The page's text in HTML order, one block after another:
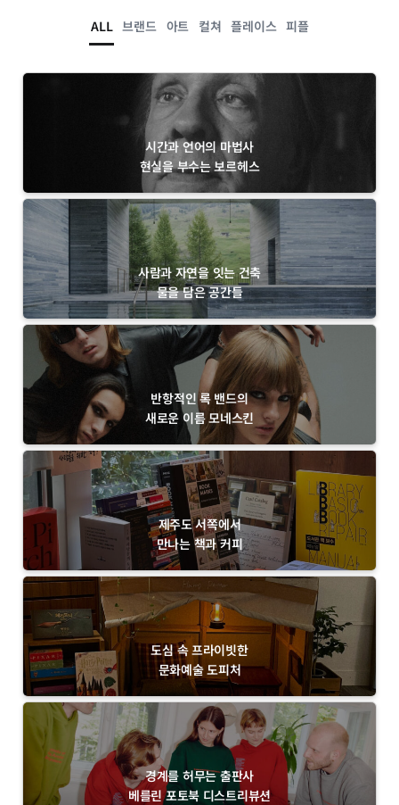
ALL 브랜드 아트 컬쳐 플레이스 피플
시간과 언어의 마법사
현실을 부수는 보르헤스
사람과 자연을 잇는 건축
물을 담은 공간들
반항적인 록 밴드의
새로운 이름 모네스킨
제주도 서쪽에서
만나는 책과 커피
도심 속 프라이빗한
문화예술 도피처
경계를 허무는 출판사
베를린 포토북 디스트리뷰션